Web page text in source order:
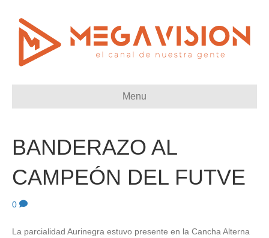
Menu
BANDERAZO AL
CAMPEÓN DEL FUTVE
0
La parcialidad Aurinegra estuvo presente en la Cancha Alterna